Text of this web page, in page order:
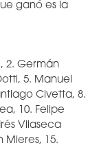
ganó es la
2. Germán
5. Manuel
Civetta, 8.
10. Felipe
Vilaseca
Mieres, 15.